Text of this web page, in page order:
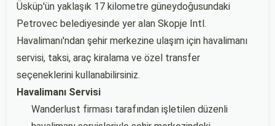
Üsküp'ün yaklaşık 17 kilometre güneydoğusundaki
Petrovec belediyesinde yer alan Skopje Intl.
Havalimanı'ndan şehir merkezine ulaşım için havalimanı
servisi, taksi, araç kiralama ve özel transfer
seçeneklerini kullanabilirsiniz.
Havalimanı Servisi
Wanderlust firması tarafından işletilen düzenli